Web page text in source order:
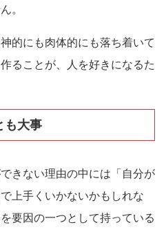
。
的にも肉体的にも落ち着いて
ることが、人を好きになるた
も大事
きない理由の中には「自分が
上手くいかないかもしれな
要因の一つとして持っている